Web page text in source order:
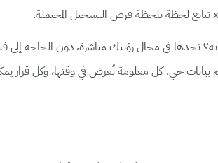
تجدها في مجال رؤيتك مباشرة، دون الحاجة إلى
بيانات حي. كل معلومة تُعرض في وقتها، وكل قرار